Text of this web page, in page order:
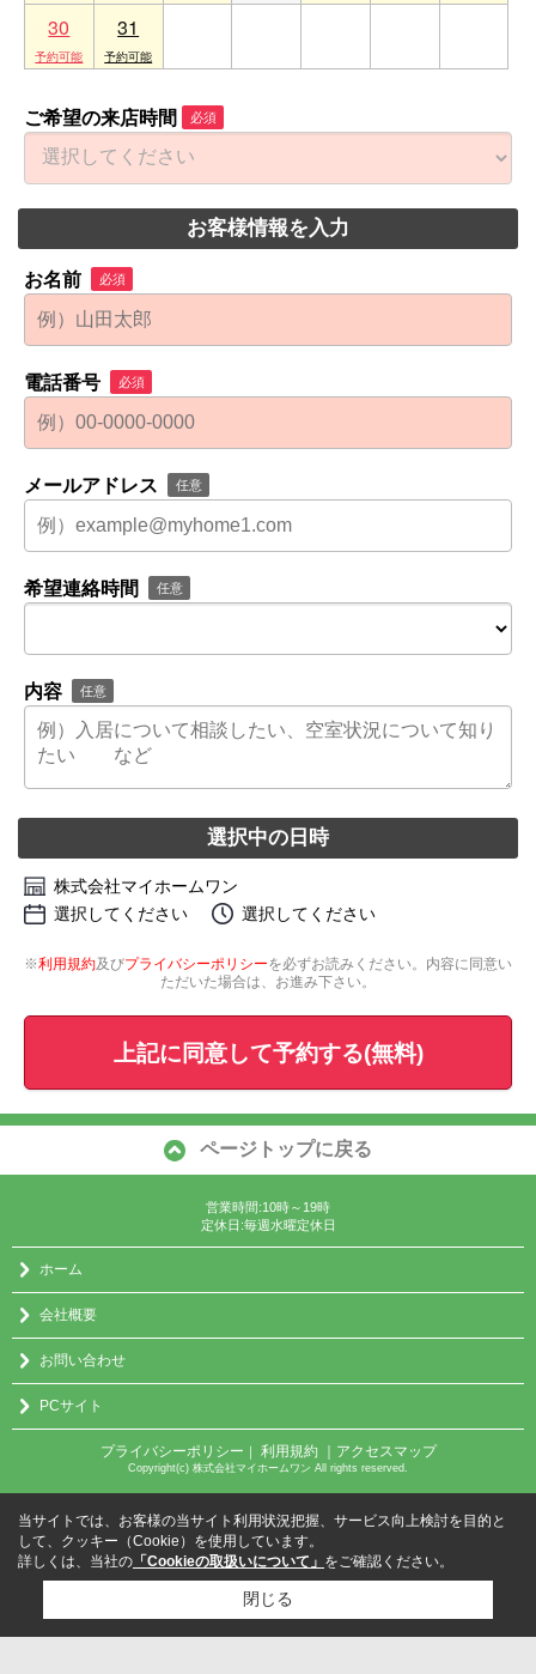
30 31
ご希望の来店時間 必須
お客様情報を入力
お名前 必須
電話番号 必須
メールアドレス 任意
希望連絡時間 任意
内容 任意
選択中の日時
株式会社マイホームワン
選択してください
選択してください
※利用規約及びプライバシーポリシーを必ずお読みください。内容に同意い
ただいた場合は、お進み下さい。
上記に同意して予約する(無料)
ページトップに戻る
営業時間:10時～19時
定休日:毎週水曜定休日
ホーム
会社概要
お問い合わせ
PCサイト
プライバシーポリシー ｜ 利用規約 ｜アクセスマップ
Copyright(c) 株式会社マイホームワン All rights reserved.
当サイトでは、お客様の当サイト利用状況把握、サービス向上検討を目的と
して、クッキー（Cookie）を使用しています。
詳しくは、当社の 「Cookieの取扱いについて」 をご確認ください。
閉じる